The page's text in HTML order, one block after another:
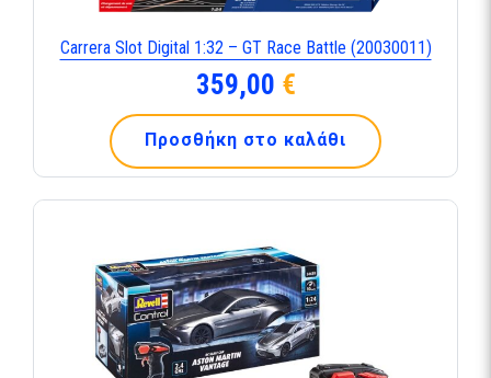
Carrera Slot Digital 1:32 – GT Race Battle (20030011)
359,00 €
Προσθήκη στο καλάθι